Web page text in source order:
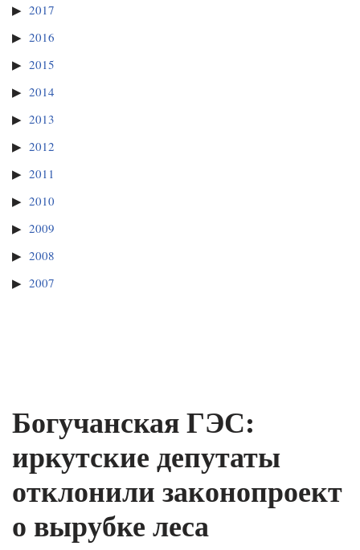
2017
2016
2015
2014
2013
2012
2011
2010
2009
2008
2007
Богучанская ГЭС:
иркутские депутаты
отклонили законопроект
о вырубке леса